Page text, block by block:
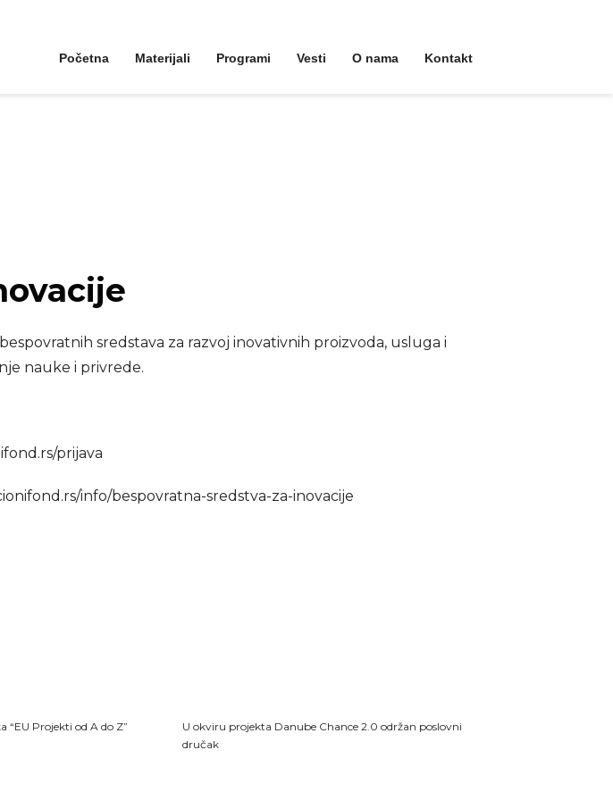
Početna Materijali Programi Vesti O nama Kontakt
sredstava za razvoj inovativnih proizvoda, usluga i
nauke i privrede.
prijava
info/bespovratna-sredstva-za-inovacije
“EU Projekti od A do Z”
U okviru projekta Danube Chance 2.0 održan poslovni
dručak